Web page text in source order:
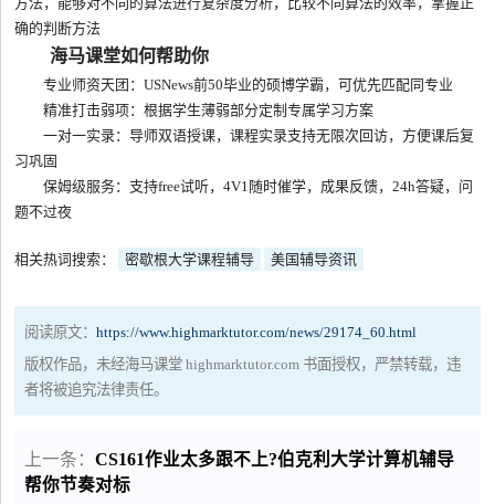
确的判断方法
海马课堂如何帮助你
专业师资天团：USNews前50毕业的硕博学霸，可优先匹配同专业
精准打击弱项：根据学生薄弱部分定制专属学习方案
一对一实录：导师双语授课，课程实录支持无限次回访，方便课后复
习巩固
保姆级服务：支持free试听，4V1随时催学，成果反馈，24h答疑，问
题不过夜
相关热词搜索： 密歇根大学课程辅导 美国辅导资讯
阅读原文：https://www.highmarktutor.com/news/29174_60.html
版权作品，未经海马课堂 highmarktutor.com 书面授权，严禁转载，违
者将被追究法律责任。
上一条：CS161作业太多跟不上?伯克利大学计算机辅导
帮你节奏对标